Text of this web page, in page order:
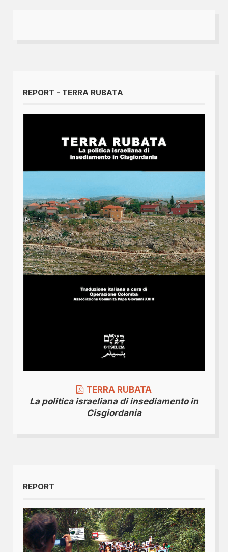
REPORT - TERRA RUBATA
TERRA RUBATA
La politica israeliana di insediamento in
Cisgiordania
REPORT